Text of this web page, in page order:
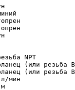
NPT
(или резьба
(или резьба
мин